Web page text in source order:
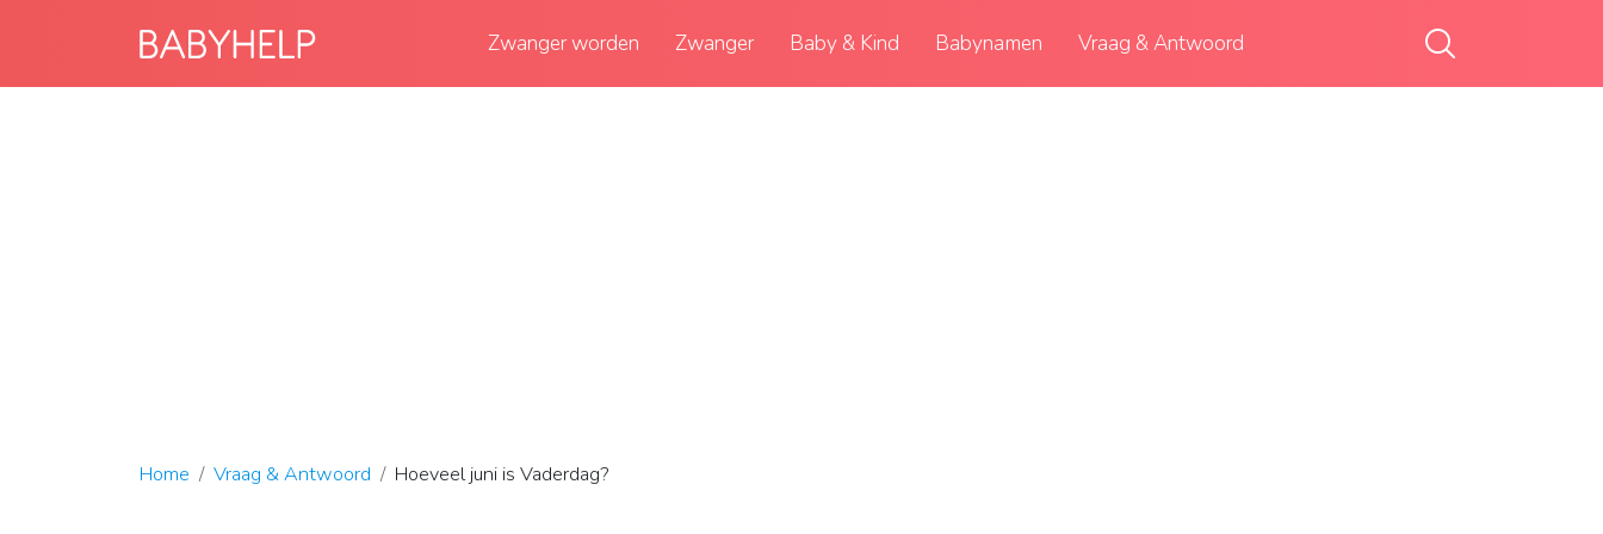
Zwanger worden Zwanger Baby & Kind Babynamen Vraag & Antwoord
Home Vraag & Antwoord Hoeveel juni is Vaderdag?